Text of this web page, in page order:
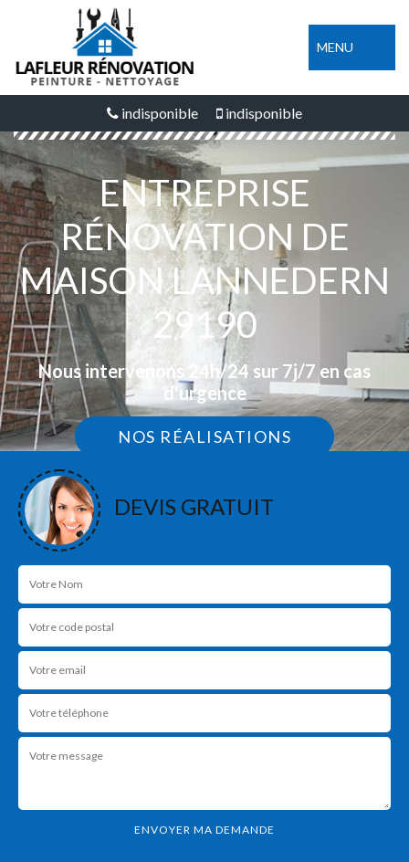
MENU
indisponible indisponible
ENTREPRISE
RÉNOVATION DE
MAISON LANNEDERN
29190
Nous intervenons 24h/24 sur 7j/7 en cas
d'urgence
NOS RÉALISATIONS
DEVIS GRATUIT